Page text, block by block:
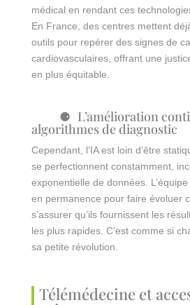
médical en rendant ces
En France, des centres mettent
outils pour repérer des signes de
cardiovasculaires, offrant une
en plus équitable.
L’amélioration
algorithmes de diagnostic
Cependant, l’IA est loin d’être
se perfectionnent constamment,
exponentielle de données.
en permanence pour faire évoluer
s’assurer qu’ils fournissent les
les plus rapides. C’est comme si
sa petite révolution.
Télémédecine et